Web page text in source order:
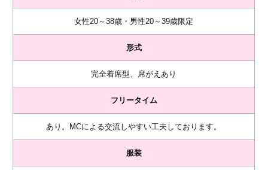
女性20～38歳・男性20～39歳限定
形式
完全着席型、席がえあり
フリータイム
あり。MCによる交流しやすい工夫しております。
服装